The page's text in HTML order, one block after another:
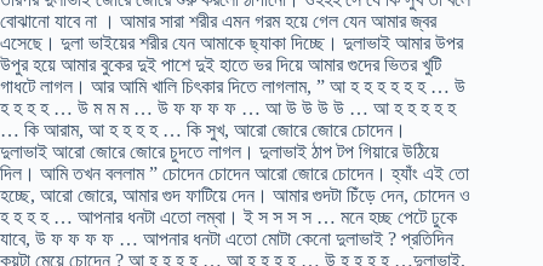
বোঝানো যাবে না । আমার সারা শরীর এমন গরম হয়ে গেল যেন আমার জ্বর
এসেছে। দুলা ভাইয়ের শরীর যেন আমাকে ছ্যাকা দিচ্ছে। দুলাভাই আমার উপর
উপুর হয়ে আমার বুকের দুই পাশে দুই হাতে ভর দিয়ে আমার গুদের ভিতর খুটি
গাধটে লাগল। আর আমি খালি চিৎকার দিতে লাগলাম, ” আ হ হ হ হ হ হ … উ
হ হ হ হ … উ ম ম ম … উ ফ ফ ফ ফ … আ উ উ উ উ … আ হ হ হ হ হ
… কি আরাম, আ হ হ হ হ … কি সুখ, আরো জোরে জোরে চোদেন।
দুলাভাই আরো জোরে জোরে চুদতে লাগল। দুলাভাই ঠাপ টপ গিয়ারে উঠিয়ে
দিল। আমি তখন বললাম ” চোদেন চোদেন আরো জোরে চোদেন। হ্যাঁং এই তো
হচ্ছে, আরো জোরে, আমার গুদ ফাটিয়ে দেন। আমার গুদটা চিঁড়ে দেন, চোদেন ও
হ হ হ হ … আপনার ধনটা এতো লম্বা। ই স স স স … মনে হচ্ছ পেটে ঢুকে
যাবে, উ ফ ফ ফ ফ … আপনার ধনটা এতো মোটা কেনো দুলাভাই ? প্রতিদিন
কয়টা মেয়ে চোদেন ? আ হ হ হ হ … আ হ হ হ হ … উ হ হ হ হ …দুলাভাই,